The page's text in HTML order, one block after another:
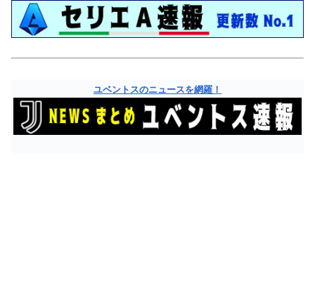
ユベントスのニュースを網羅！